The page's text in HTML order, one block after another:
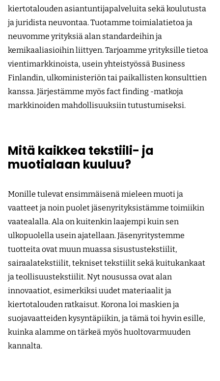
kiertotalouden asiantuntijapalveluita sekä koulutusta
ja juridista neuvontaa. Tuotamme toimialatietoa ja
neuvomme yrityksiä alan standardeihin ja
kemikaaliasioihin liittyen. Tarjoamme yrityksille tietoa
vientimarkkinoista, usein yhteistyössä Business
Finlandin, ulkoministeriön tai paikallisten konsulttien
kanssa. Järjestämme myös fact finding -matkoja
markkinoiden mahdollisuuksiin tutustumiseksi.
Mitä kaikkea tekstiili- ja
muotialaan kuuluu?
Monille tulevat ensimmäisenä mieleen muoti ja
vaatteet ja noin puolet jäsenyrityksistämme toimiikin
vaatealalla. Ala on kuitenkin laajempi kuin sen
ulkopuolella usein ajatellaan. Jäsenyritystemme
tuotteita ovat muun muassa sisustustekstiilit,
sairaalatekstiilit, tekniset tekstiilit sekä kuitukankaat
ja teollisuustekstiilit. Nyt nousussa ovat alan
innovaatiot, esimerkiksi uudet materiaalit ja
kiertotalouden ratkaisut. Korona loi maskien ja
suojavaatteiden kysyntäpiikin, ja tämä toi hyvin esille,
kuinka alamme on tärkeä myös huoltovarmuuden
kannalta.